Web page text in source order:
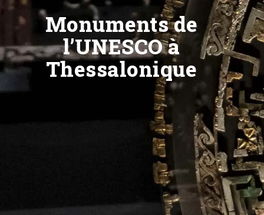
Monuments de
l’UNESCO à
Thessalonique